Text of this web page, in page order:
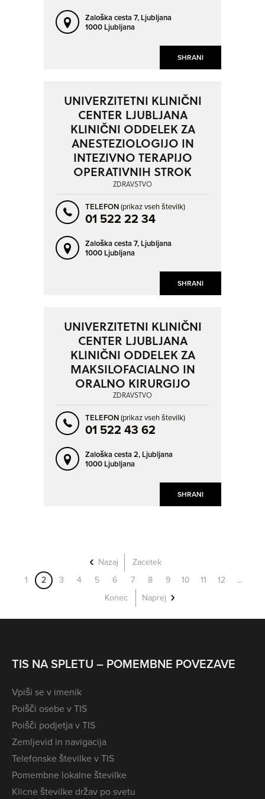
SHRANI
Zaloška cesta 7, Ljubljana
1000 Ljubljana
SHRANI
UNIVERZITETNI KLINIČNI
CENTER LJUBLJANA
KLINIČNI ODDELEK ZA
ANESTEZIOLOGIJO IN
INTEZIVNO TERAPIJO
OPERATIVNIH STROK
ZDRAVSTVO
TELEFON(prikaz vseh številk)
01 522 22 34
Zaloška cesta 7, Ljubljana
1000 Ljubljana
SHRANI
UNIVERZITETNI KLINIČNI
CENTER LJUBLJANA
KLINIČNI ODDELEK ZA
MAKSILOFACIALNO IN
ORALNO KIRURGIJO
ZDRAVSTVO
TELEFON(prikaz vseh številk)
01 522 43 62
Zaloška cesta 2, Ljubljana
1000 Ljubljana
Nazaj
Zacetek
1
2 3 4 5 6 7 8 9 10 11 12
...
Konec
Naprej
TIS NA SPLETU – POMEMBNE POVEZAVE
Vpiši se v imenik
Poišči osebe v TIS
Poišči podjetja v TIS
Zemljevid in navigacija
Telefonske številke v TIS
Pomembne lokalne številke
Klicne številke držav po svetu